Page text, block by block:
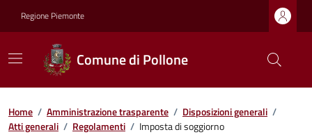
Regione Piemonte
Comune di Pollone
Home / Amministrazione trasparente / Disposizioni generali /
Atti generali / Regolamenti / Imposta di soggiorno